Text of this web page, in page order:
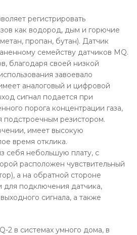
регистрировать
как водород, дым и горючие
пропан, бутан). Датчик
семейству датчиков MQ.
благодаря своей низкой
завоевало
аналоговый и цифровой
сигнал подается при
порога концентрации газа,
подстроечным резистором.
имеет высокую
время отклика.
себя небольшую плату, с
расположен чувствительный
а на обратной стороне
для подключения датчика,
сигнала, а также
2 в системах умного дома, в